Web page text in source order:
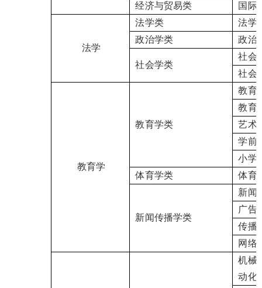
经济与贸易类
国际
法学
法学类
法学
政治学类
政治
社会学类
社会
社会
教育学
教育学类
教育
教育
艺术
学前
小学
体育学类
体育
新闻传播学类
新闻
广告
传播
网络
机械
动化